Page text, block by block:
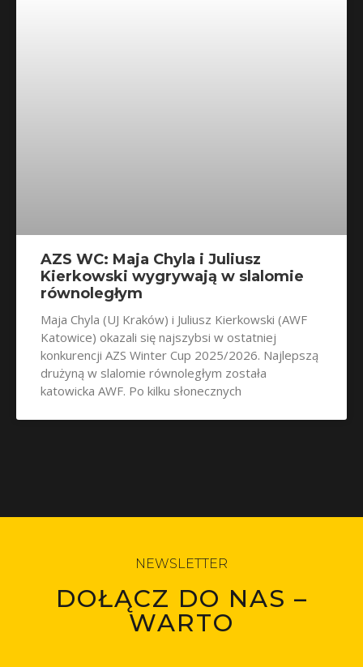
AZS WC: Maja Chyla i Juliusz
Kierkowski wygrywają w slalomie
równoległym
Maja Chyla (UJ Kraków) i Juliusz Kierkowski (AWF
Katowice) okazali się najszybsi w ostatniej
konkurencji AZS Winter Cup 2025/2026. Najlepszą
drużyną w slalomie równoległym została
katowicka AWF. Po kilku słonecznych
NEWSLETTER
DOŁĄCZ DO NAS –
WARTO